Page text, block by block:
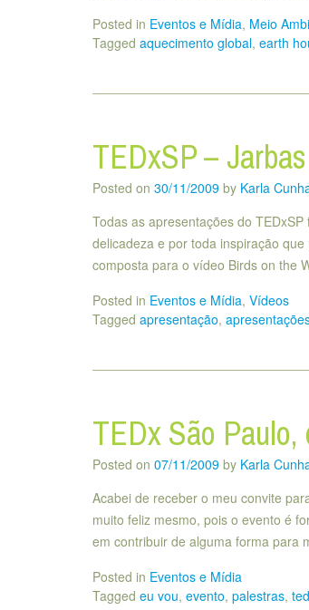
Posted in Eventos e Mídia, Meio
Tagged aquecimento global, earth
TEDxSP –
Posted on 30/11/2009 by Karla
Todas as apresentações do
delicadeza e por toda inspiração
composta para o vídeo Birds on the
Posted in Eventos e Mídia, Vídeos
Tagged apresentação,
TEDx São Paulo,
Posted on 07/11/2009 by Karla
Acabei de receber o meu convite
muito feliz mesmo, pois o evento é
em contribuir de alguma forma para
Posted in Eventos e Mídia
Tagged eu vou, evento, palestras, ted